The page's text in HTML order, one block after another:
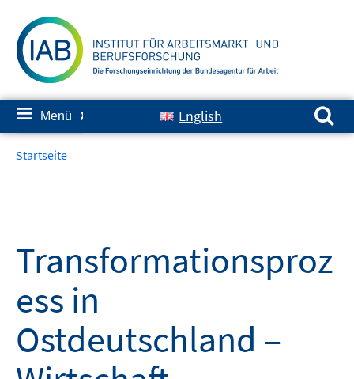
zum
Inhalt
≡ Menü ✘ English
Suchen nach:
Startseite
Transformationsproz
ess in
Ostdeutschland –